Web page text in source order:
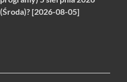
(Środa)? [2026-08-05]